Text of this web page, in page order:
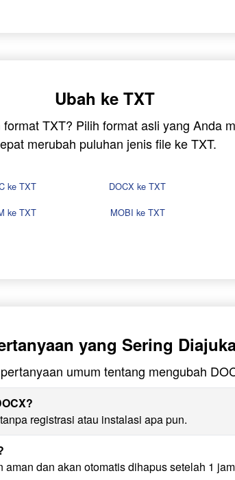
Ubah ke TXT
TXT? Pilih format asli yang Anda
merubah puluhan jenis file ke TXT.
ke TXT DOCX ke TXT
ke TXT MOBI ke TXT
yang Sering
umum tentang mengubah
registrasi atau instalasi apa pun.
dan akan otomatis dihapus setelah 1